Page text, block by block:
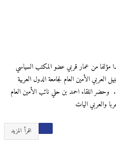
مؤلفا من عمار قربي عضو المكتب السياسي
العربي الأمين العام لجامعة الدول العربية
. وحضر اللقاء احمد بن حلي نائب الأمين العام
والعربي اليات
اقرأ المزيد